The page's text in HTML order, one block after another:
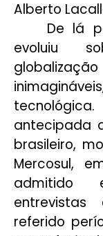
Alberto
De lá
evoluiu
antecipada
brasileiro,
Mercosul,
admitido
referido